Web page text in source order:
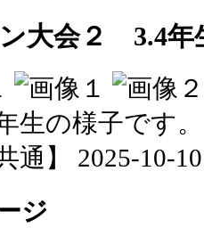
大会２ 3.4年
生の様子です
通】 2025-10-
ジ